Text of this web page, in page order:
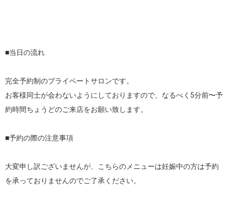
■当日の流れ
完全予約制のプライベートサロンです。
お客様同士が会わないようにしておりますので、なるべく5分前〜予
約時間ちょうどのご来店をお願い致します。
■予約の際の注意事項
大変申し訳ございませんが、こちらのメニューは妊娠中の方は予約
を承っておりませんのでご了承ください。